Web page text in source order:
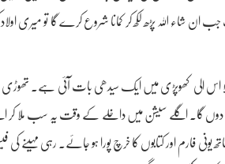
ان شاء اللہ پڑھ لکھ کر کمانا شروع کرے گا تو میری
اس الی کھوپڑی میں ایک سیدھی بات آئی ہے۔
دوں گا۔ اگلے سیشن میں داخلے کے وقت یہ سب ملا
فارم اور کتابوں کا خرچ پورا ہو جائے۔ رہی مہینے کی